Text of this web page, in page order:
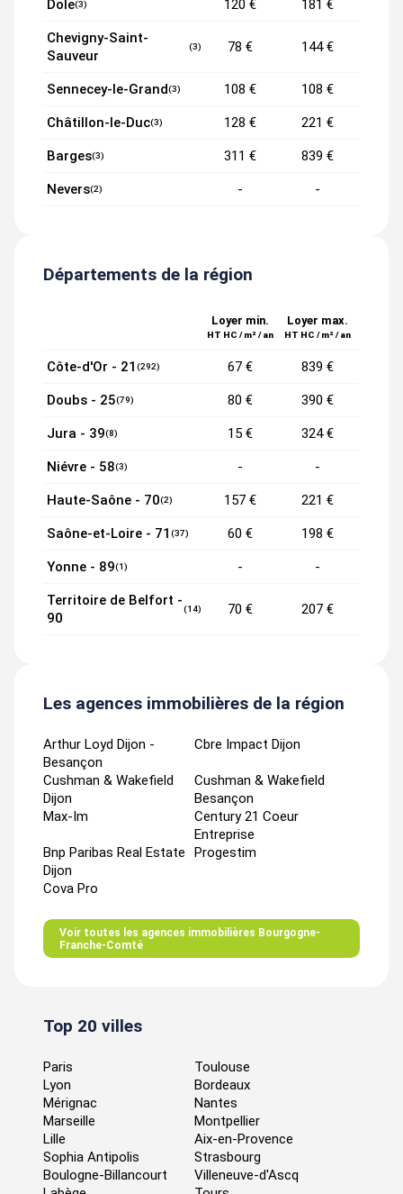
Dole(3) 120 € 181 €
Chevigny-Saint-
Sauveur
(3) 78 € 144 €
Sennecey-le-Grand(3) 108 € 108 €
Châtillon-le-Duc(3) 128 € 221 €
Barges(3) 311 € 839 €
Nevers(2) - -
Départements de la région
Loyer min.
HT HC / m² / an
Loyer max.
HT HC / m² / an
Côte-d'Or - 21 (292) 67 € 839 €
Doubs - 25(79) 80 € 390 €
Jura - 39(8) 15 € 324 €
Niévre - 58(3) - -
Haute-Saône - 70(2) 157 € 221 €
Saône-et-Loire - 71 (37) 60 € 198 €
Yonne - 89(1) - -
Territoire de Belfort -
90
(14) 70 € 207 €
Les agences immobilières de la région
Arthur Loyd Dijon -
Besançon
Cbre Impact Dijon
Cushman & Wakefield
Dijon
Cushman & Wakefield
Besançon
Max-Im
Century 21 Coeur
Entreprise
Bnp Paribas Real Estate
Dijon
Progestim
Cova Pro
Voir toutes les agences immobilières Bourgogne-
Franche-Comté
Top 20 villes
Paris
Toulouse
Lyon
Bordeaux
Mérignac
Nantes
Marseille
Montpellier
Lille
Aix-en-Provence
Sophia Antipolis
Strasbourg
Boulogne-Billancourt
Villeneuve-d'Ascq